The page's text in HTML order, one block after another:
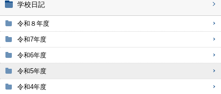
学校日記
令和８年度
令和7年度
令和6年度
令和5年度
令和4年度